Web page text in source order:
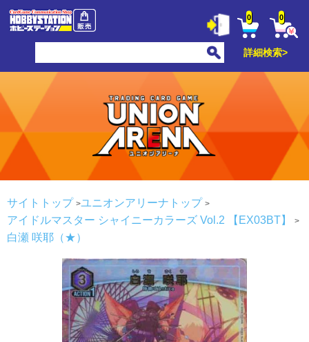
0 0
詳細検索>
サイトトップ
ユニオンアリーナトップ
アイドルマスター シャイニーカラーズ Vol.2 【EX03BT】
白瀬 咲耶（★）